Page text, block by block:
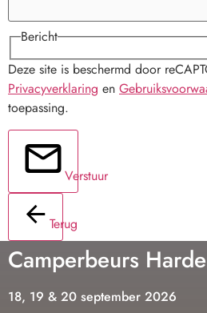
Bericht
Deze site is beschermd door
Privacyverklaring en
toepassing.
Verstuur
Terug
Camperbeurs
18, 19 & 20 september 2026